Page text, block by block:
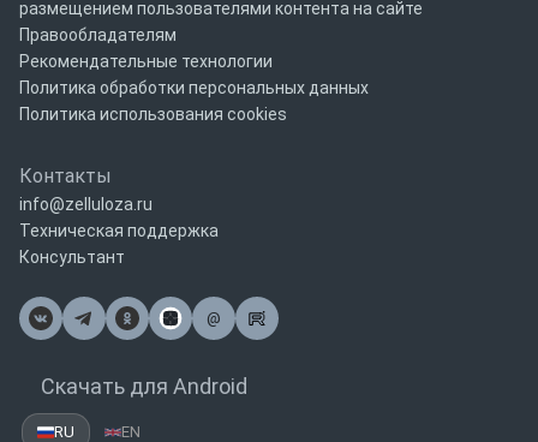
размещением пользователями контента на сайте
Правообладателям
Рекомендательные технологии
Политика обработки персональных данных
Политика использования cookies
Контакты
info@zelluloza.ru
Техническая поддержка
Консультант
@
Почта
Скачать для Android
RU EN